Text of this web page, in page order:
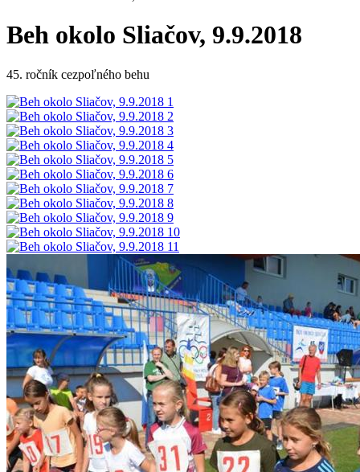
Beh okolo Sliačov, 9.9.2018
45. ročník cezpoľného behu